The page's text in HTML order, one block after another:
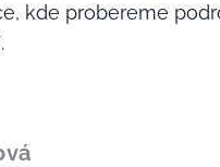
kde probereme